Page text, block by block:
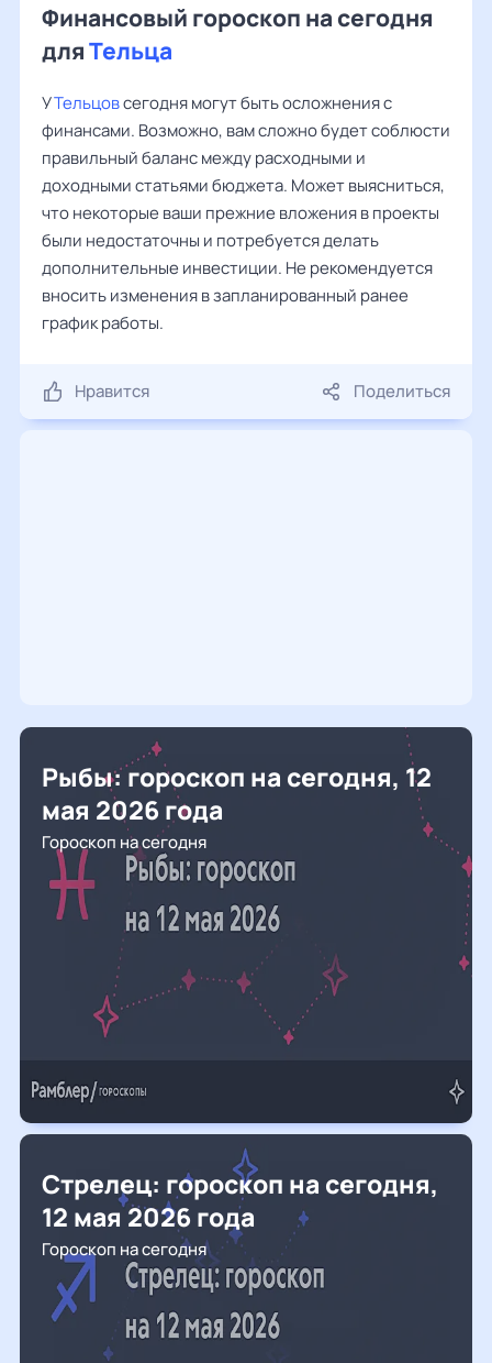
Финансовый гороскоп на сегодня
дляТельца
УТельцовсегодня могут быть осложнения с
финансами. Возможно, вам сложно будет соблюсти
правильный баланс между расходными и
доходными статьями бюджета. Может выясниться,
что некоторые ваши прежние вложения в проекты
были недостаточны и потребуется делать
дополнительные инвестиции. Не рекомендуется
вносить изменения в запланированный ранее
график работы.
Нравится Поделиться
Рыбы: гороскоп на сегодня, 12
мая 2026 года
Гороскоп на сегодня
Стрелец: гороскоп на сегодня,
12 мая 2026 года
Гороскоп на сегодня